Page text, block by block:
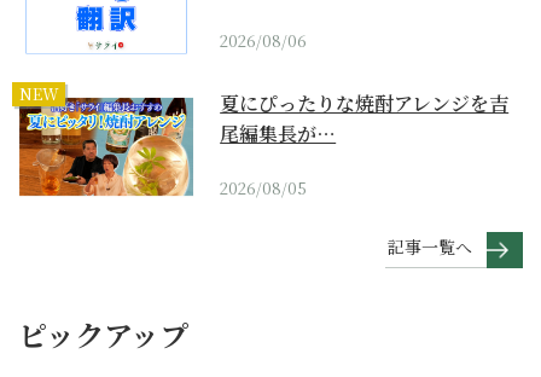
2026/08/06
NEW
夏にぴったりな焼酎アレンジを吉
尾編集長が…
2026/08/05
記事一覧へ
ピックアップ